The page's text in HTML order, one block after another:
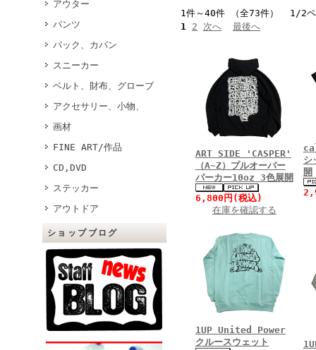
アウター
パンツ
バック、カバン
スニーカー
ベルト、財布、グローブ
アクセサリー、小物、
画材
FINE ART/作品
CD,DVD
ステッカー
アウトドア
ショップブログ
1件～40件 （全73件） 1/2ペ
1 2 次へ 最後へ
ART SIDE 'CASPER'
（A~Z）プルオーバー
パーカー10oz 3色展開
6,800円(税込)
在庫を確認する
シ
開
1UP United Power
クルースウェット